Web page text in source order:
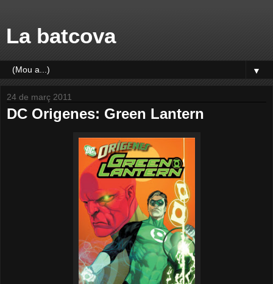
La batcova
▼
24 de març 2011
DC Origenes: Green Lantern